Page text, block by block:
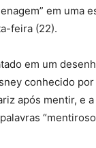
em uma
feira (22).
em um
conhecido
após mentir, e